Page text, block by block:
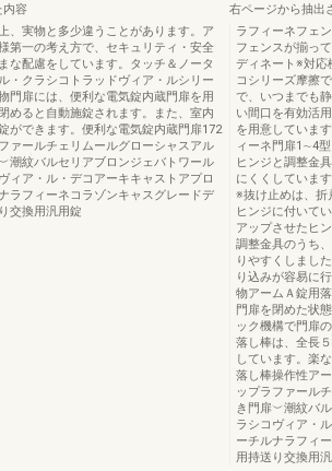
内容
、実物と多少違うことがあります。ア
第一の考え方で、セキュリティ・安全
な配慮をしています。タッチ＆ノータ
・クラシコトラッドヴィア・ルシリー
門扉には、便利な電気錠内蔵門扉を用
めると自動施錠されます。また、室内
ができます。便利な電気錠内蔵門扉172
ァールチェリムールグローシャスアル
潮紋バルセリアブロンジェバトワール
ィア・ル・デコアーキキャストアプロ
ラフィーネコラゾンキャスグレードデ
交換用汎用錠
右ページから抽出
ラフィーネフェ
フェンスが揃っ
ディネート※対応
コシリーズ摩擦
で、いつまでも
い間口を有効活
を用意していま
ィーネ門扉1∼4
ヒンジと調整金
にくくしていま
※抜け止めは、折
ヒンジに付いて
アップさせたヒ
調整金具のうち
りやすくしまし
り込みが容易に
物アームＡ錠用
門扉を閉めた状
ック機構で門扉
落し棒は、全長
しています。楽
落し棒操作性ア
ップラファール
き門扉︶潮紋バ
ラシコヴィア・
ーチルナラフィ
用持送り交換用